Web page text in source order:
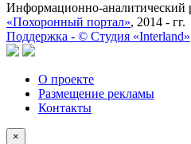
Информационно-аналитический
«Похоронный портал», 2014 - гг.
Поддержка - © Cтудия «Interland»
О проекте
Размещение рекламы
Контакты
×